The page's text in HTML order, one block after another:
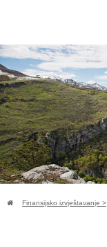
Finansijsko izvještavanje >